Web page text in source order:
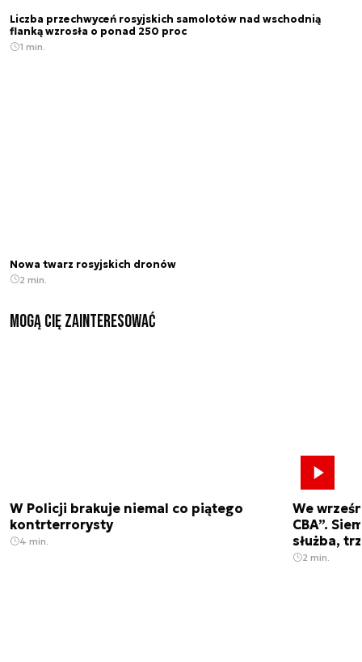
Liczba przechwyceń rosyjskich samolotów nad wschodnią
flanką wzrosła o ponad 250 proc
1 min.
Nowa twarz rosyjskich dronów
2 min.
Mogą Cię zainteresować
W Policji brakuje niemal co piątego
kontrterrorysty
4 min.
We
CBA”.
służba,
2 min.